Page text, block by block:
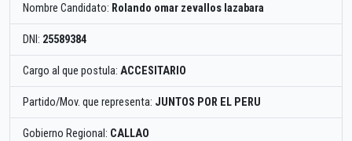
Nombre Candidato: Rolando omar zevallos lazabara
DNI: 25589384
Cargo al que postula: ACCESITARIO
Partido/Mov. que representa: JUNTOS POR EL PERU
Gobierno Regional: CALLAO